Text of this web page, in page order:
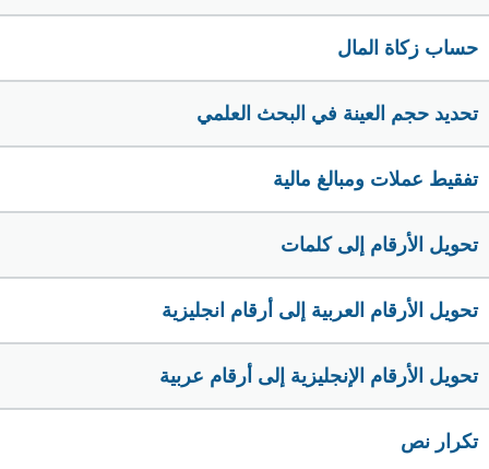
حساب زكاة المال
تحديد حجم العينة في البحث العلمي
تفقيط عملات ومبالغ مالية
تحويل الأرقام إلى كلمات
تحويل الأرقام العربية إلى أرقام انجليزية
تحويل الأرقام الإنجليزية إلى أرقام عربية
تكرار نص